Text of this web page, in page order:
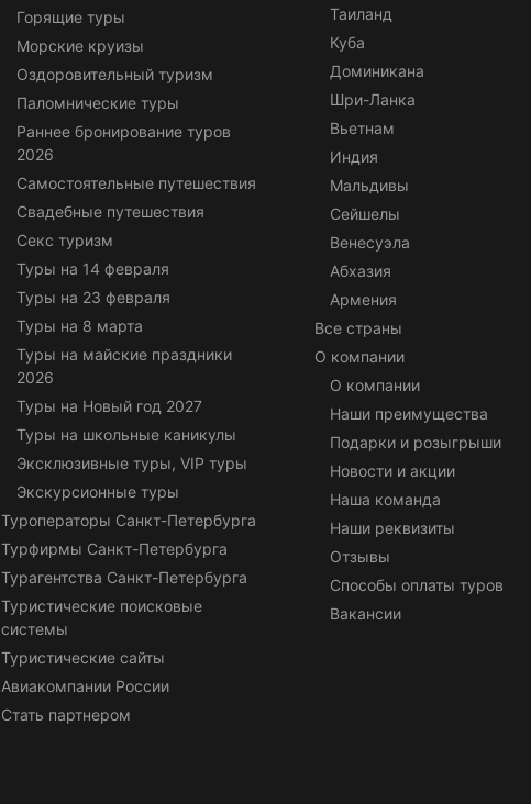
Горящие туры
Морские круизы
Оздоровительный туризм
Паломнические туры
Раннее бронирование туров
2026
Самостоятельные путешествия
Свадебные путешествия
Секс туризм
Туры на 14 февраля
Туры на 23 февраля
Туры на 8 марта
Туры на майские праздники
2026
Туры на Новый год 2027
Туры на школьные каникулы
Эксклюзивные туры, VIP туры
Экскурсионные туры
Туроператоры Санкт-Петербурга
Турфирмы Санкт-Петербурга
Турагентства Санкт-Петербурга
Туристические поисковые
системы
Туристические сайты
Авиакомпании России
Стать партнером
Таиланд
Куба
Доминикана
Шри-Ланка
Вьетнам
Индия
Мальдивы
Сейшелы
Венесуэла
Абхазия
Армения
Все страны
О компании
О компании
Наши преимущества
Подарки и розыгрыши
Новости и акции
Наша команда
Наши реквизиты
Отзывы
Способы оплаты туров
Вакансии